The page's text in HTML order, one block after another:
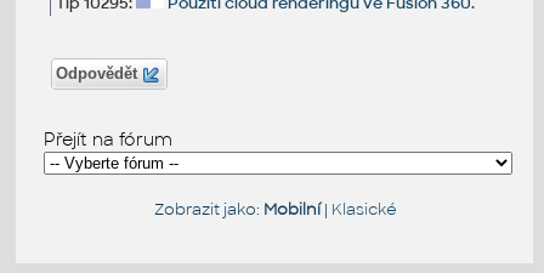
Odpovědět
Přejít na fórum
Zobrazit jako: Mobilní| Klasické